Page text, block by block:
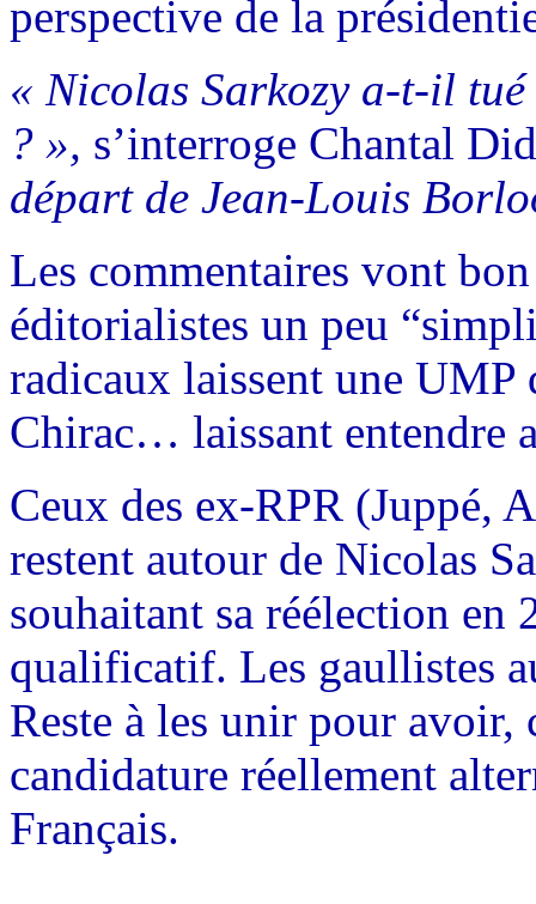
perspective de la
« Nicolas Sarkozy a-t-il
? », s’interroge Chantal
départ de Jean-Louis
Les commentaires vont
éditorialistes un peu
radicaux laissent une UMP
Chirac… laissant entendre
Ceux des ex-RPR
restent autour de Nicolas
souhaitant sa réélection en
qualificatif. Les gaullistes
Reste à les unir pour
candidature réellement
Français.